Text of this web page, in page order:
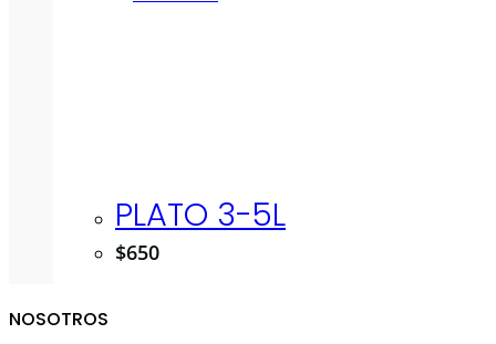
PLATO 3-5L
$650
NOSOTROS